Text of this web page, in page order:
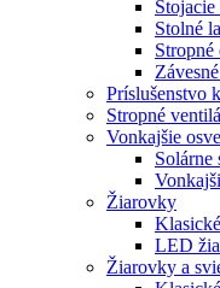
Stolné
Stropné
Príslušenstvo
Stropné
Vonkajšie
Solárne
Žiarovky
LED
Žiarovky a